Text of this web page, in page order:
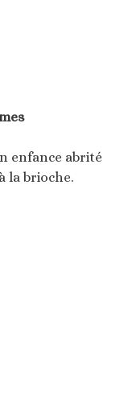
enfance abrité
la brioche.